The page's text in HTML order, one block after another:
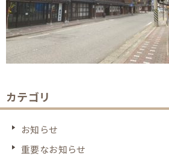
カテゴリ
お知らせ
重要なお知らせ